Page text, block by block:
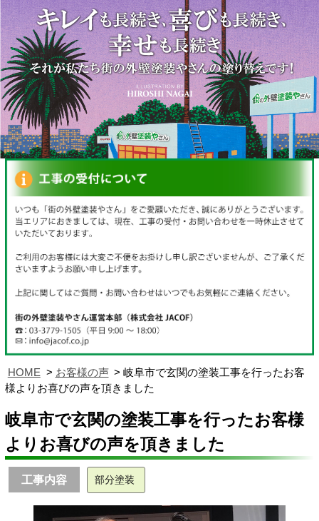
HOME お客様の声
岐阜市で玄関の塗装工事を行ったお客
様よりお喜びの声を頂きました
岐阜市で玄関の塗装工事を行ったお客様
よりお喜びの声を頂きました
工事内容 部分塗装